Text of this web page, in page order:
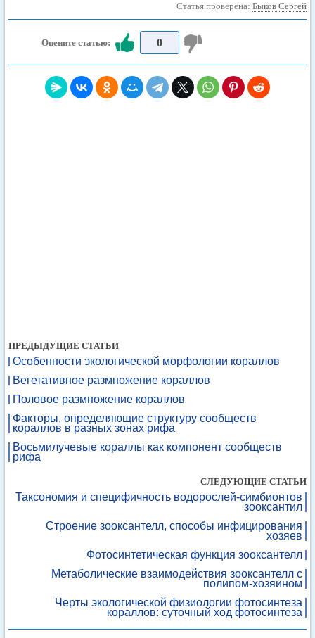
Статья проверена: Быков Сергей
Оцените статью: 0
ПРЕДЫДУЩИЕ СТАТЬИ
Особенности экологической морфологии кораллов
Вегетативное размножение кораллов
Половое размножение кораллов
Факторы, определяющие структуру сообществ
кораллов в разных зонах рифа
Восьмилучевые кораллы как компонент сообществ
рифа
СЛЕДУЮЩИЕ СТАТЬИ
Таксономия и специфичность водорослей-симбионтов
зооксантил
Строение зооксантелл, способы инфицирования
хозяев
Фотосинтетическая функция зооксантелл
Метаболические взаимодействия зооксантелл с
полипом-хозяином
Черты экологической физиологии фотосинтеза
кораллов: суточный ход фотосинтеза